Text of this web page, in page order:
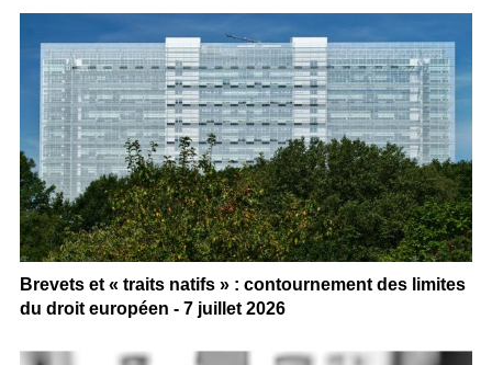
Brevets et « traits natifs » : contournement des limites
du droit européen - 7 juillet 2026